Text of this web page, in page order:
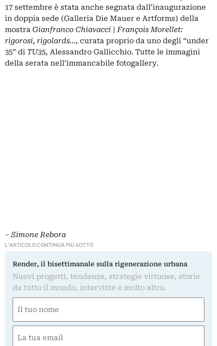
17 settembre è stata anche segnata dall’inaugurazione
in doppia sede (Galleria Die Mauer e Artforms) della
mostra Gianfranco Chiavacci | François Morellet:
rigorosi, rigolards…, curata proprio da uno degli “under
35” di TU35, Alessandro Gallicchio. Tutte le immagini
della serata nell’immancabile fotogallery.
– Simone Rebora
L'ARTICOLO CONTINUA PIÙ SOTTO
Render, il bisettimanale sulla rigenerazione urbana
Nuovi progetti, tendenze, strategie virtuose, storie
da tutto il mondo, interviste e molto altro.
(Required)
First
(Required)